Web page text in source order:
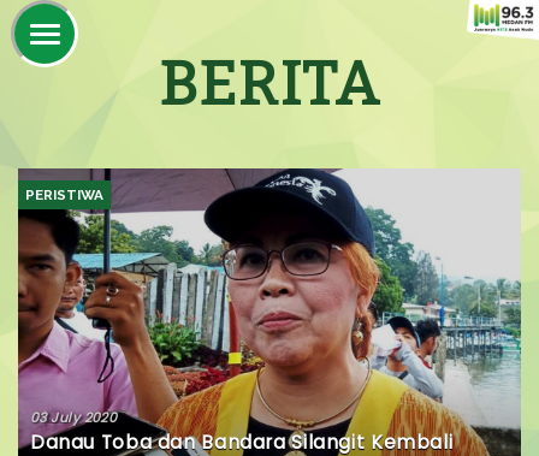
BERITA
PERISTIWA
03 July 2020
Danau Toba dan Bandara Silangit Kembali